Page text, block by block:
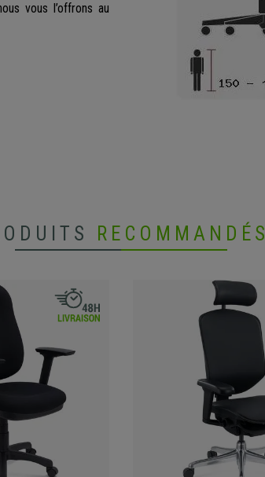
vous l’offrons au
RECOMMANDÉS